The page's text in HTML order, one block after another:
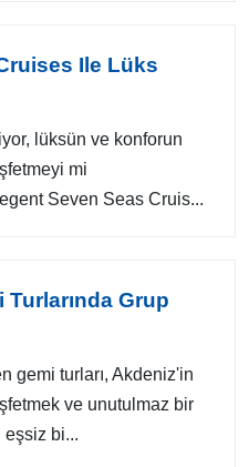
Ile Lüks
lüksün ve konforun
mi
Seven Seas Cruis...
Turlarında Grup
gemi turları, Akdeniz'in
ve unutulmaz bir
bi...